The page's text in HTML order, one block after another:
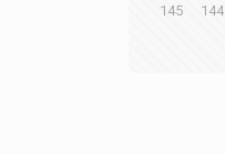
144
145